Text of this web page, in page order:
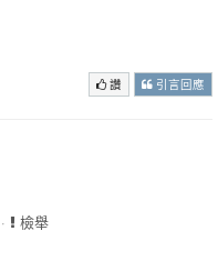
讚 引言回應
檢舉